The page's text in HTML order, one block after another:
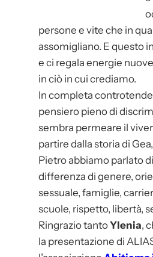
s
c
e
n
e
persone e vite che in
assomigliano. E questo
e ci regala energie
in ciò in cui crediamo.
In completa
pensiero pieno di
sembra permeare il
partire dalla storia di
Pietro abbiamo parlato
differenza di genere,
sessuale, famiglie,
scuole, rispetto, libertà,
Ringrazio tantoYlenia,
la presentazione di